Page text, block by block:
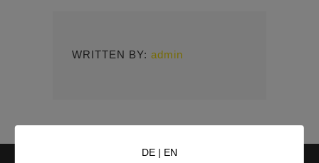
WRITTEN BY: admin
DE| EN